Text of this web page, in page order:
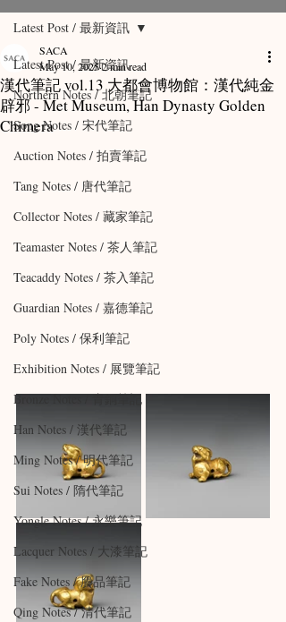
Latest Post / 最新資訊
Northern Notes / 北朝筆記
Song Notes / 宋代筆記
Auction Notes / 拍賣筆記
Tang Notes / 唐代筆記
Collector Notes / 藏家筆記
Teamaster Notes / 茶人筆記
Teacaddy Notes / 茶入筆記
Guardian Notes / 嘉德筆記
Poly Notes / 保利筆記
Exhibition Notes / 展覽筆記
Bronze Notes / 青銅筆記
Han Notes / 漢代筆記
Ming Notes / 明代筆記
Sui Notes / 隋代筆記
Yongle Notes / 永樂筆記
Lacquer Notes / 大漆筆記
Fake Notes / 贗品筆記
Qing Notes / 清代筆記
Latest Post / 最新資訊
漢代筆記 vol.13 大都會博物館：漢代純金
辟邪 - Met Museum, Han Dynasty Golden
Chimera
SACA
May 10, 20252 min read